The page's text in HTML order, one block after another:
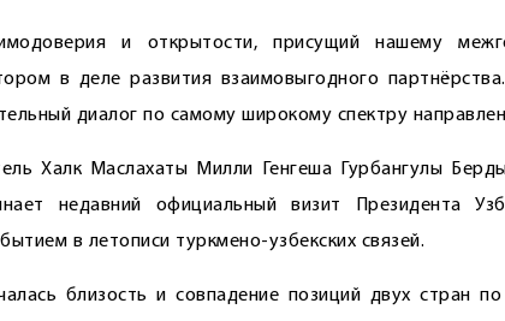
и открытости, присущий нашему
в деле развития взаимовыгодного
диалог по самому широкому спектру
Халк Маслахаты Милли Генгеша Гурбангулы
недавний официальный визит Президента
в летописи туркмено-узбекских связей.
близость и совпадение позиций двух стран